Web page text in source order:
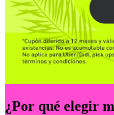
¿Por qué elegir